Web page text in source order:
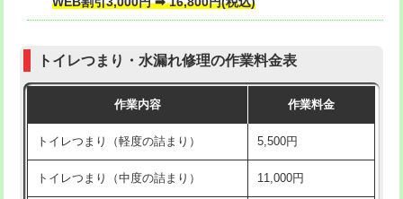
トイレつまり・水漏れ修理の作業料金表
作業内容 作業料金
トイレつまり（軽度の詰まり） 5,500円
トイレつまり（中度の詰まり） 11,000円